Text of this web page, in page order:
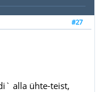
#27
alla ühte-teist,